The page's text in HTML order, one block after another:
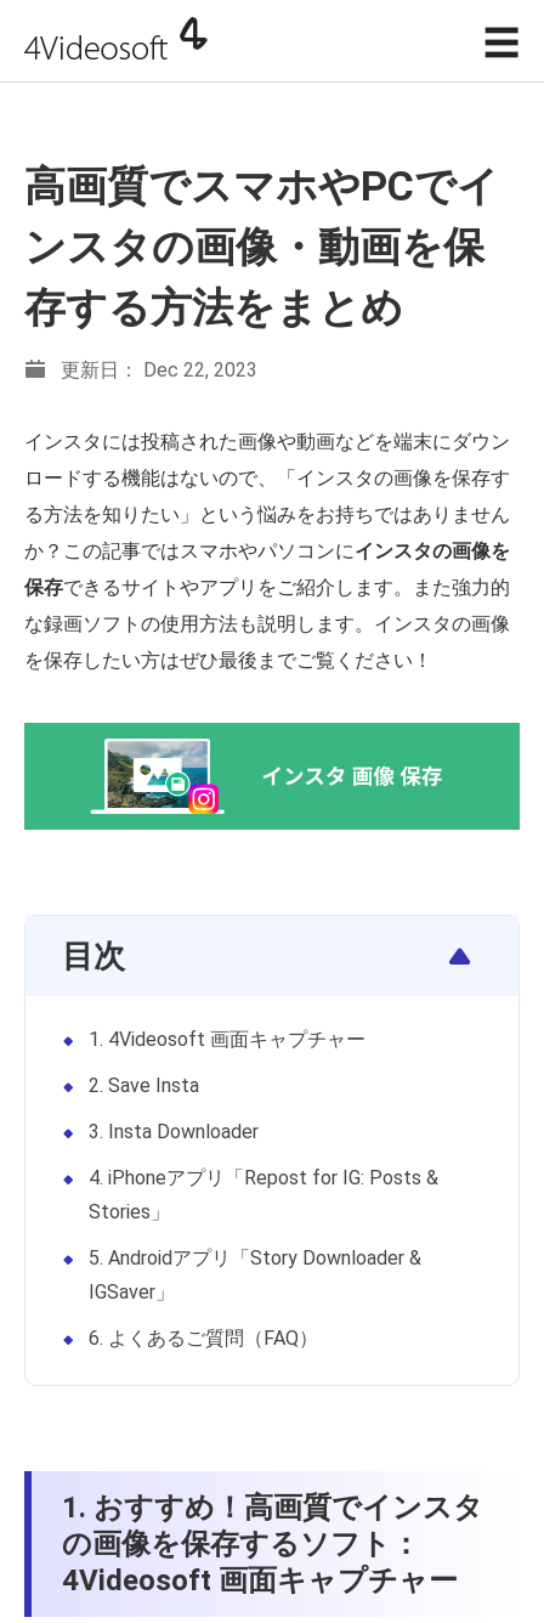
☰
高画質でスマホやPCでイ
ンスタの画像・動画を保
存する方法をまとめ
更新日： Dec 22, 2023
インスタには投稿された画像や動画などを端末にダウン
ロードする機能はないので、「インスタの画像を保存す
る方法を知りたい」という悩みをお持ちではありません
か？この記事ではスマホやパソコンにインスタの画像を
保存できるサイトやアプリをご紹介します。また強力的
な録画ソフトの使用方法も説明します。インスタの画像
を保存したい方はぜひ最後までご覧ください！
目次
1. 4Videosoft 画面キャプチャー
2. Save Insta
3. Insta Downloader
4. iPhoneアプリ「Repost for IG: Posts &
Stories」
5. Androidアプリ「Story Downloader &
IGSaver」
6. よくあるご質問（FAQ）
1. おすすめ！高画質でインスタ
の画像を保存するソフト：
4Videosoft 画面キャプチャー